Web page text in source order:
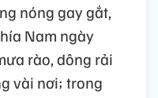
nóng gay gắt,
Nam ngày
rào, dông rải
vài nơi; trong